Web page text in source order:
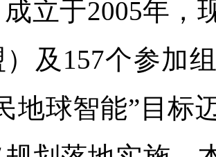
立于2005年，
及157个参加
地球智能”目标